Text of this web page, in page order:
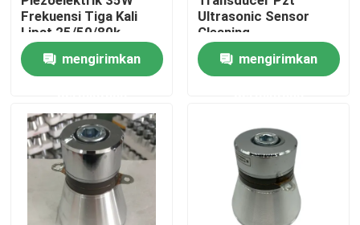
Hubungi kami
Permintaan Penawaran
Ultrasonic Transducer pembersihan
Tinggi daya Ultrasonic Transducer
Multi frekuensi Ultrasonic Transducer
Frekuensi Tiga Kali
Lipat 25/50/80k
mengirimkan
Ultrasonic Sensor
Cleaning
mengirimkan